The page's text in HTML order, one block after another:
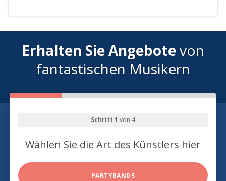
Erhalten Sie Angebotevon
fantastischen Musikern
Schritt 1 von 4
Wählen Sie die Art des Künstlers hier
PARTYBANDS